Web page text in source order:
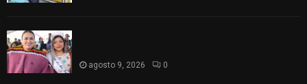
agosto 9, 2026 0